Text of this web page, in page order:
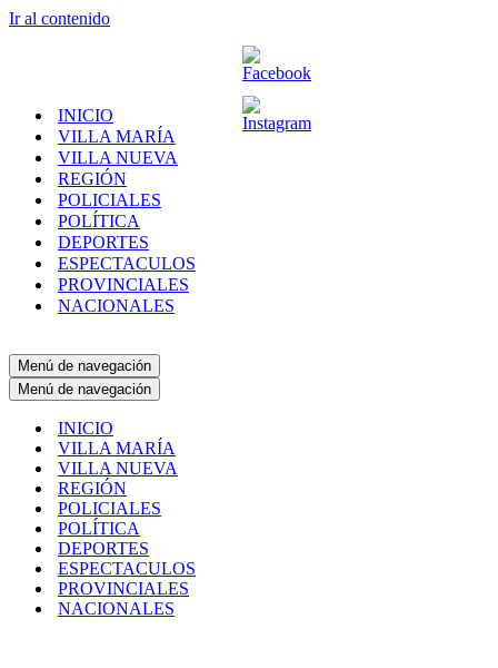
Ir al contenido
INICIO
VILLA MARÍA
VILLA NUEVA
REGIÓN
POLICIALES
POLÍTICA
DEPORTES
ESPECTACULOS
PROVINCIALES
NACIONALES
Menú de navegación
Menú de navegación
INICIO
VILLA MARÍA
VILLA NUEVA
REGIÓN
POLICIALES
POLÍTICA
DEPORTES
ESPECTACULOS
PROVINCIALES
NACIONALES